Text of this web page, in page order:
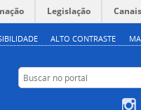
Legislação Canais
ALTO CONTRASTE
Buscar no portal